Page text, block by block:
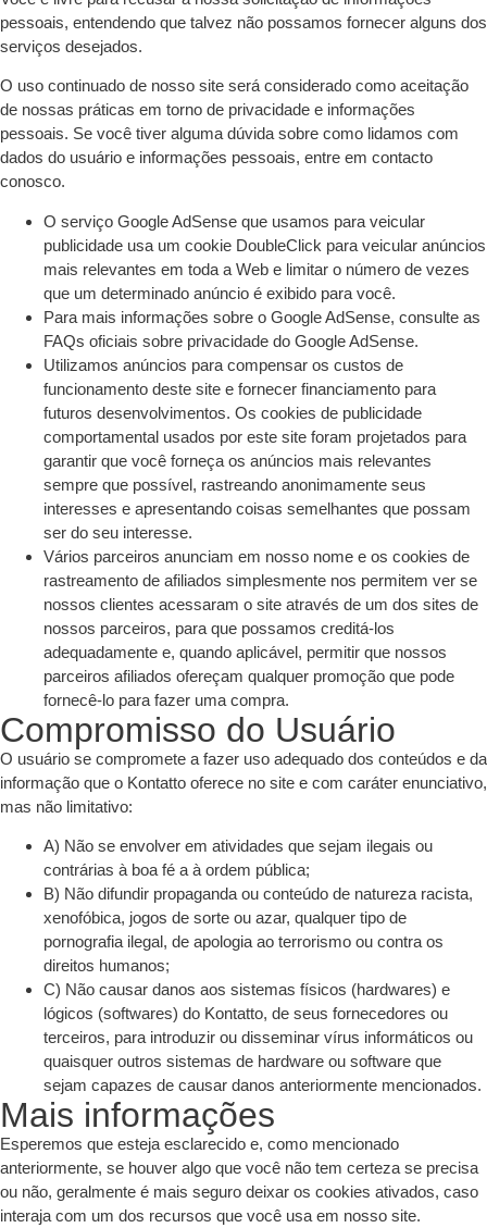
pessoais, entendendo que talvez não possamos fornecer alguns dos
serviços desejados.
O uso continuado de nosso site será considerado como aceitação
de nossas práticas em torno de privacidade e informações
pessoais. Se você tiver alguma dúvida sobre como lidamos com
dados do usuário e informações pessoais, entre em contacto
conosco.
O serviço Google AdSense que usamos para veicular
publicidade usa um cookie DoubleClick para veicular anúncios
mais relevantes em toda a Web e limitar o número de vezes
que um determinado anúncio é exibido para você.
Para mais informações sobre o Google AdSense, consulte as
FAQs oficiais sobre privacidade do Google AdSense.
Utilizamos anúncios para compensar os custos de
funcionamento deste site e fornecer financiamento para
futuros desenvolvimentos. Os cookies de publicidade
comportamental usados ​​por este site foram projetados para
garantir que você forneça os anúncios mais relevantes
sempre que possível, rastreando anonimamente seus
interesses e apresentando coisas semelhantes que possam
ser do seu interesse.
Vários parceiros anunciam em nosso nome e os cookies de
rastreamento de afiliados simplesmente nos permitem ver se
nossos clientes acessaram o site através de um dos sites de
nossos parceiros, para que possamos creditá-los
adequadamente e, quando aplicável, permitir que nossos
parceiros afiliados ofereçam qualquer promoção que pode
fornecê-lo para fazer uma compra.
Compromisso do Usuário
O usuário se compromete a fazer uso adequado dos conteúdos e da
informação que o Kontatto oferece no site e com caráter enunciativo,
mas não limitativo:
A) Não se envolver em atividades que sejam ilegais ou
contrárias à boa fé a à ordem pública;
B) Não difundir propaganda ou conteúdo de natureza racista,
xenofóbica, jogos de sorte ou azar, qualquer tipo de
pornografia ilegal, de apologia ao terrorismo ou contra os
direitos humanos;
C) Não causar danos aos sistemas físicos (hardwares) e
lógicos (softwares) do Kontatto, de seus fornecedores ou
terceiros, para introduzir ou disseminar vírus informáticos ou
quaisquer outros sistemas de hardware ou software que
sejam capazes de causar danos anteriormente mencionados.
Mais informações
Esperemos que esteja esclarecido e, como mencionado
anteriormente, se houver algo que você não tem certeza se precisa
ou não, geralmente é mais seguro deixar os cookies ativados, caso
interaja com um dos recursos que você usa em nosso site.